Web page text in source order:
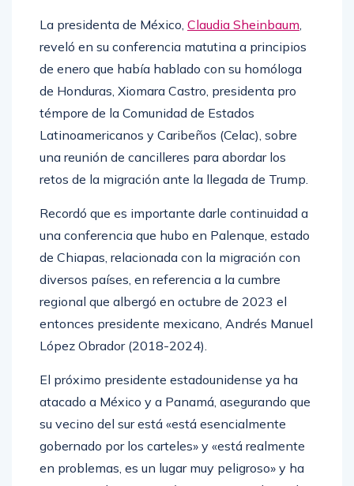
La presidenta de México, Claudia Sheinbaum,
reveló en su conferencia matutina a principios
de enero que había hablado con su homóloga
de Honduras, Xiomara Castro, presidenta pro
témpore de la Comunidad de Estados
Latinoamericanos y Caribeños (Celac), sobre
una reunión de cancilleres para abordar los
retos de la migración ante la llegada de Trump.
Recordó que es importante darle continuidad a
una conferencia que hubo en Palenque, estado
de Chiapas, relacionada con la migración con
diversos países, en referencia a la cumbre
regional que albergó en octubre de 2023 el
entonces presidente mexicano, Andrés Manuel
López Obrador (2018-2024).
El próximo presidente estadounidense ya ha
atacado a México y a Panamá, asegurando que
su vecino del sur está «está esencialmente
gobernado por los carteles» y «está realmente
en problemas, es un lugar muy peligroso» y ha